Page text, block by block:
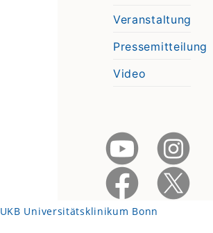
Veranstaltung
Pressemitteilung
Video
UKB Universitätsklinikum Bonn